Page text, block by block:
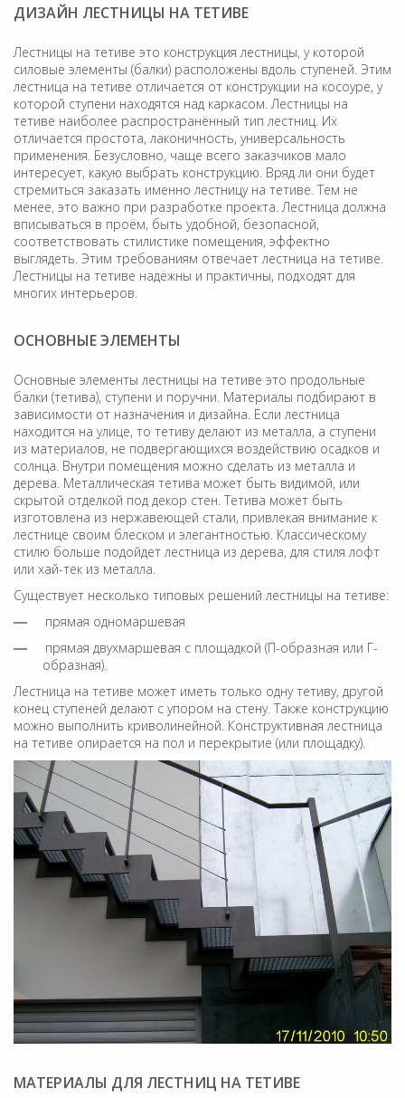
ДИЗАЙН ЛЕСТНИЦЫ НА ТЕТИВЕ
Лестницы на тетиве это конструкция лестницы, у которой
силовые элементы (балки) расположены вдоль ступеней. Этим
лестница на тетиве отличается от конструкции на косоуре, у
которой ступени находятся над каркасом. Лестницы на
тетиве наиболее распространённый тип лестниц. Их
отличается простота, лаконичность, универсальность
применения. Безусловно, чаще всего заказчиков мало
интересует, какую выбрать конструкцию. Вряд ли они будет
стремиться заказать именно лестницу на тетиве. Тем не
менее, это важно при разработке проекта. Лестница должна
вписываться в проём, быть удобной, безопасной,
соответствовать стилистике помещения, эффектно
выглядеть. Этим требованиям отвечает лестница на тетиве.
Лестницы на тетиве надёжны и практичны, подходят для
многих интерьеров.
ОСНОВНЫЕ ЭЛЕМЕНТЫ
Основные элементы лестницы на тетиве это продольные
балки (тетива), ступени и поручни. Материалы подбирают в
зависимости от назначения и дизайна. Если лестница
находится на улице, то тетиву делают из металла, а ступени
из материалов, не подвергающихся воздействию осадков и
солнца. Внутри помещения можно сделать из металла и
дерева. Металлическая тетива может быть видимой, или
скрытой отделкой под декор стен. Тетива может быть
изготовлена из нержавеющей стали, привлекая внимание к
лестнице своим блеском и элегантностью. Классическому
стилю больше подойдет лестница из дерева, для стиля лофт
или хай-тек из металла.
Существует несколько типовых решений лестницы на тетиве:
прямая одномаршевая
прямая двухмаршевая с площадкой (П-образная или Г-
образная).
Лестница на тетиве может иметь только одну тетиву, другой
конец ступеней делают с упором на стену. Также конструкцию
можно выполнить криволинейной. Конструктивная лестница
на тетиве опирается на пол и перекрытие (или площадку).
МАТЕРИАЛЫ ДЛЯ ЛЕСТНИЦ НА ТЕТИВЕ